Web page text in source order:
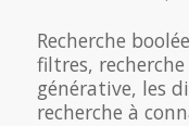
Recherche
filtres,
générative, les
recherche à